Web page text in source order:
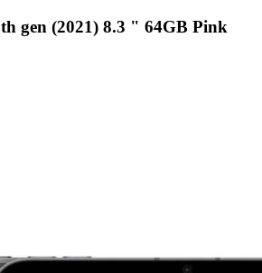
gen (2021) 8.3 " 64GB Pink